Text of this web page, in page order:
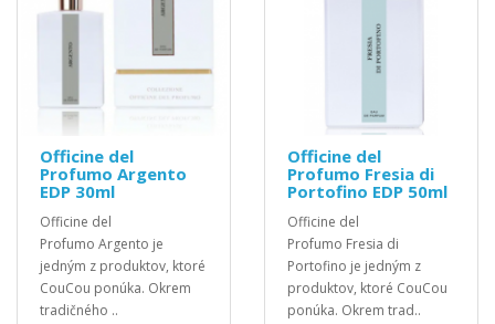
Officine del
Profumo Argento
EDP 30ml
Officine del
Profumo Argento je
jedným z produktov, ktoré
CouCou ponúka. Okrem
tradičného ..
Officine del
Profumo Fresia di
Portofino EDP 50ml
Officine del
Profumo Fresia di
Portofino je jedným z
produktov, ktoré CouCou
ponúka. Okrem trad..